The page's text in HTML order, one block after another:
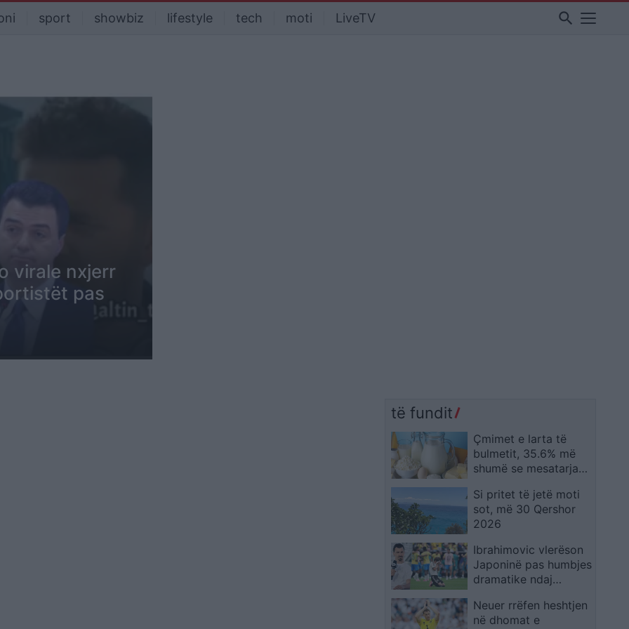
sport showbiz lifestyle tech moti LiveTV search
virale nxjerr
pas
të fundit
Çmimet e larta të
bulmetit, 35.6% më
shumë se mesatarja
treta në Europë
Si pritet të jetë moti
sot, më 30 Qershor
2026
Ibrahimovic vlerëson
Japoninë pas humbjes
dramatike ndaj
tepër
Neuer rrëfen heshtjen
në dhomat e